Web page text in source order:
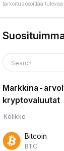
tarkoitus osoittaa tulevaa
Search
Markkina-
kryptovaluutat
Kolikko
Bitcoin
BTC